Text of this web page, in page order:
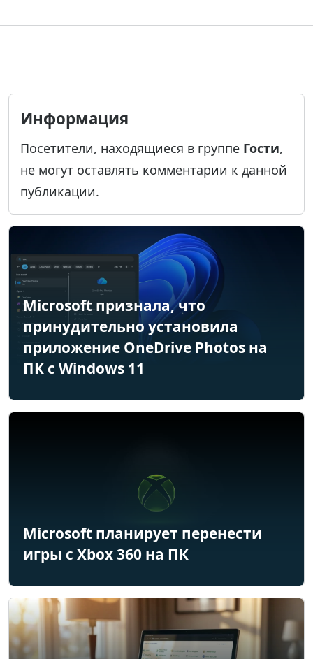
Информация
Посетители, находящиеся в группе Гости,
не могут оставлять комментарии к данной
публикации.
Microsoft признала, что
принудительно установила
приложение OneDrive Photos на
ПК с Windows 11
Microsoft планирует перенести
игры с Xbox 360 на ПК